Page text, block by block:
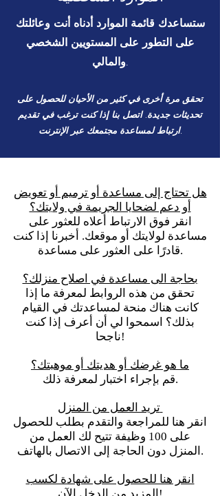
ستساعدك قائمة الموارد أدناه أنت وعائلتك
على التطور على المستويين الشخصي
والمالي.
تحقق مرة أخرى في كثير من الأحيان للحصول على
تحديثات جديدة. اتصل بنا إذا كنت ترغب في تقديم
ارتباط لمساعدة مجتمعك عبر الإنترنت.
هل تحتاج إلى مساعدة أو ترميم أو تعويض
أو دعم لضحايا الجريمة في ولايتك؟
انقر فوق الارتباط أعلاه للعثور على
مساعدة لولايتك أو موقعك. أخبرنا إذا كنت
قادرًا على العثور على مساعدة.
بحاجة الى مساعدة في اصلاح منزلك؟
تحقق من هذه الروابط لمعرفة ما إذا
كانت هناك منحة لمساعدتك في القيام
بذلك؟ اسمحوا لي أن أعرف إذا كنت
ناجحا!
ما هو غرضك أو هديتك أو موهبتك؟
قم بإجراء اختبار لمعرفة ذلك.
تريد العمل من المنزل
انقر هنا للمراجعة والتقدم بطلب للحصول
على 100 وظيفة تتيح لك العمل من
المنزل دون الحاجة إلى الاتصال بالهاتف.
انقر هنا للحصول على شهادة لكسب
المزيد من الدخل الآن!